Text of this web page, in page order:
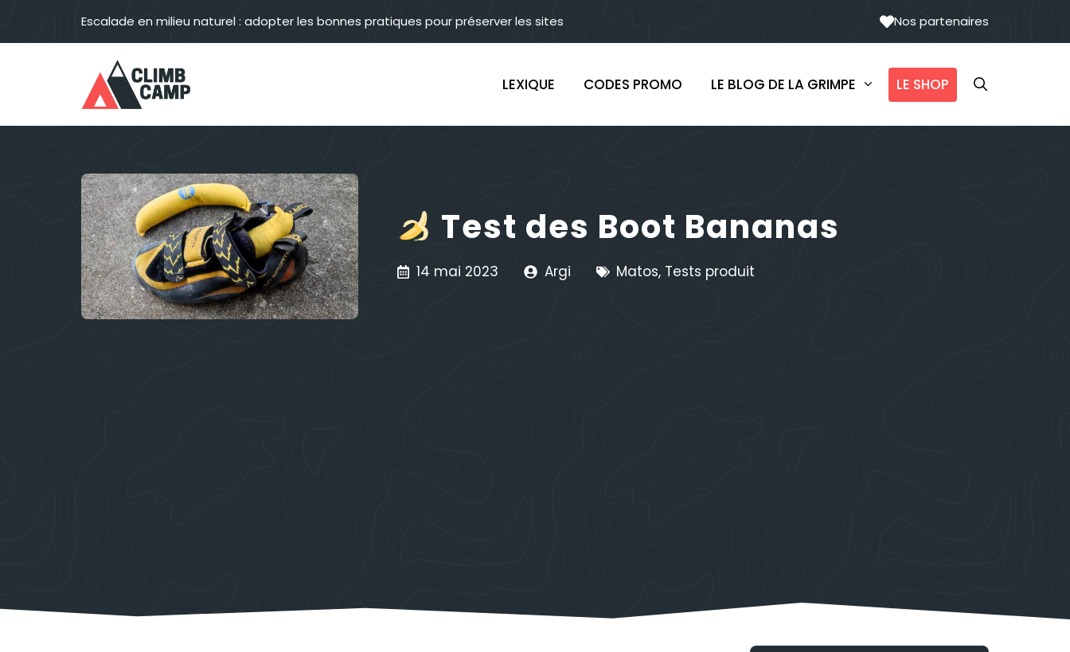
contenu
Escalade en milieu naturel : adopter les bonnes pratiques pour préserver les sites Nos partenaires
LEXIQUE CODES PROMO LE BLOG DE LA GRIMPE LE SHOP
Test des Boot Bananas
14 mai 2023 Argi Matos, Tests produit